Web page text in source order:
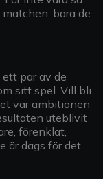
bara de
par av de
sitt spel. Vill bli
var ambitionen
uteblivit
förenklat,
är dags för det